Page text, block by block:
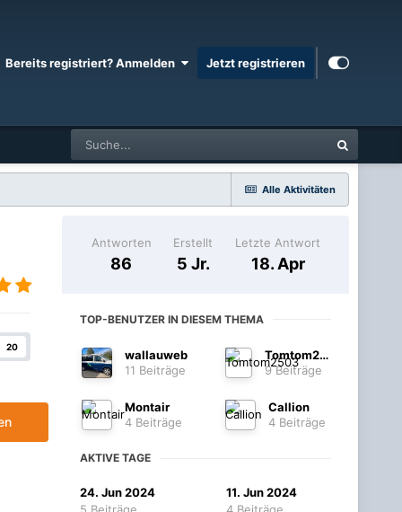
Bereits registriert? Anmelden Jetzt registrieren
Alle Aktivitäten
20
Antworten
86
Erstellt
5 Jr.
Letzte Antwort
18. Apr
TOP-BENUTZER IN DIESEM THEMA
wallauweb
11 Beiträge
Tomtom2503
9 Beiträge
Montair
4 Beiträge
Callion
4 Beiträge
AKTIVE TAGE
24. Jun 2024
11. Jun 2024